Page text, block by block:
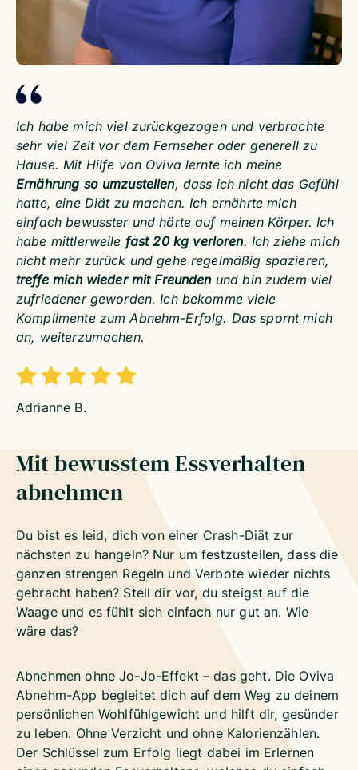
Ich habe mich viel zurückgezogen und verbrachte
sehr viel Zeit vor dem Fernseher oder generell zu
Hause. Mit Hilfe von Oviva lernte ich meine
Ernährung so umzustellen, dass ich nicht das Gefühl
hatte, eine Diät zu machen. Ich ernährte mich
einfach bewusster und hörte auf meinen Körper. Ich
habe mittlerweile fast 20 kg verloren. Ich ziehe mich
nicht mehr zurück und gehe regelmäßig spazieren,
treffe mich wieder mit Freundenund bin zudem viel
zufriedener geworden. Ich bekomme viele
Komplimente zum Abnehm-Erfolg. Das spornt mich
an, weiterzumachen.
Adrianne B.
Mit bewusstem Essverhalten
abnehmen
Du bist es leid, dich von einer Crash-Diät zur
nächsten zu hangeln? Nur um festzustellen, dass die
ganzen strengen Regeln und Verbote wieder nichts
gebracht haben? Stell dir vor, du steigst auf die
Waage und es fühlt sich einfach nur gut an. Wie
wäre das?
Abnehmen ohne Jo-Jo-Effekt – das geht. Die Oviva
Abnehm-App begleitet dich auf dem Weg zu deinem
persönlichen Wohlfühlgewicht und hilft dir, gesünder
zu leben. Ohne Verzicht und ohne Kalorienzählen.
Der Schlüssel zum Erfolg liegt dabei im Erlernen